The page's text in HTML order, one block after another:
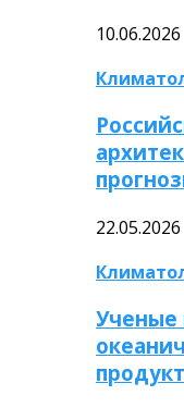
10.06.2026
22.05.2026
Ученые